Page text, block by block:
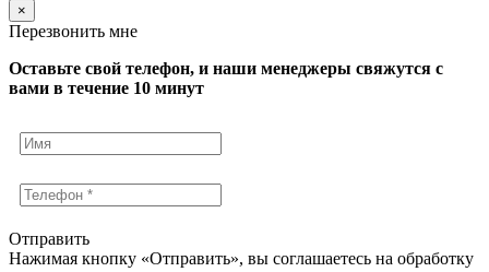
×
Перезвонить мне
Оставьте свой телефон, и наши менеджеры свяжутся с
вами в течение 10 минут
Отправить
Нажимая кнопку «Отправить», вы соглашаетесь на обработку